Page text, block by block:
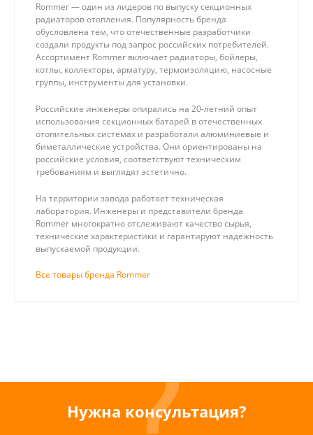
Rommer — один из лидеров по выпуску секционных
радиаторов отопления. Популярность бренда
обусловлена тем, что отечественные разработчики
создали продукты под запрос российских потребителей.
Ассортимент Rommer включает радиаторы, бойлеры,
котлы, коллекторы, арматуру, термоизоляцию, насосные
группы, инструменты для установки.
Российские инженеры опирались на 20-летний опыт
использования секционных батарей в отечественных
отопительных системах и разработали алюминиевые и
биметаллические устройства. Они ориентированы на
российские условия, соответствуют техническим
требованиям и выглядят эстетично.
На территории завода работает техническая
лаборатория. Инженеры и представители бренда
Rommer многократно отслеживают качество сырья,
технические характеристики и гарантируют надежность
выпускаемой продукции.
Все товары бренда Rommer
Нужна консультация?